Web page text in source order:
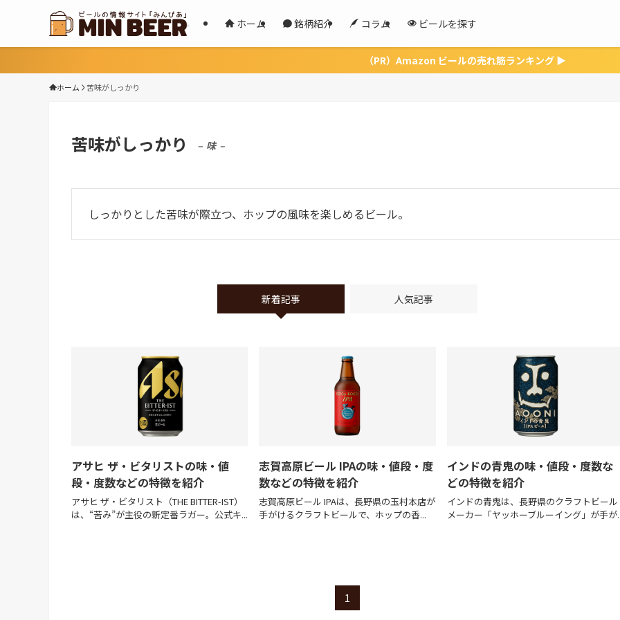
ホーム 銘柄紹介 コラム ビールを探す
（PR）Amazon ビールの売れ筋ランキング ▶
ホーム 苦味がしっかり
苦味がしっかり – 味 –
しっかりとした苦味が際立つ、ホップの風味を楽しめるビール。
新着記事 人気記事
アサヒ ザ・ビタリストの味・値
段・度数などの特徴を紹介
アサヒ ザ・ビタリスト（THE BITTER-IST）
は、“苦み”が主役の新定番ラガー。公式キ...
志賀高原ビール IPAの味・値段・度
数などの特徴を紹介
志賀高原ビール IPAは、長野県の玉村本店が
手がけるクラフトビールで、ホップの香...
インドの青鬼の味・値段・度数な
どの特徴を紹介
インドの青鬼は、長野県のクラフトビール
メーカー「ヤッホーブルーイング」が手が
1